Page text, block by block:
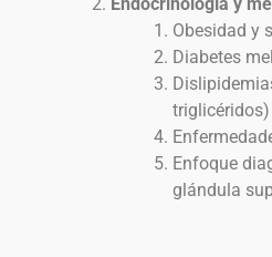
Endocrinología y
Obesidad y
Diabetes
triglicéridos)
Enfoque
glándula